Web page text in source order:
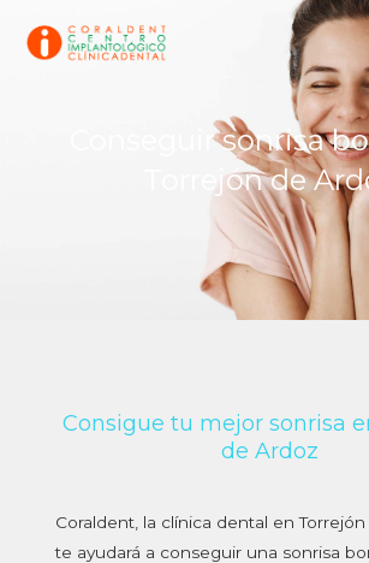
Conseguir sonrisa
Torrejón de
Consigue tu mejor sonrisa
de Ardoz
Coraldent, la clínica dental en
te ayudará a conseguir una sonrisa